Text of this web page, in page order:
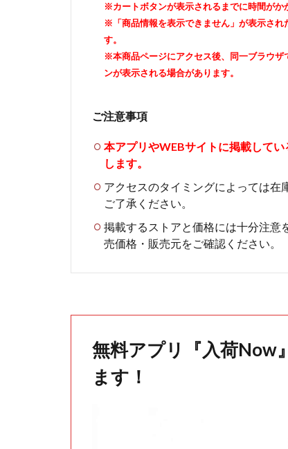
※カートボタンが表示されるまでに時間がか
※「商品情報を表示できません」が表示され
す。
※本商品ページにアクセス後、同一ブラウザ
ンが表示される場合があります。
ご注意事項
本アプリやWEBサイトに掲載して
します。
アクセスのタイミングによっては在
ご了承ください。
掲載するストアと価格には十分注意
売価格・販売元をご確認ください。
無料アプリ『入荷Now
ます！